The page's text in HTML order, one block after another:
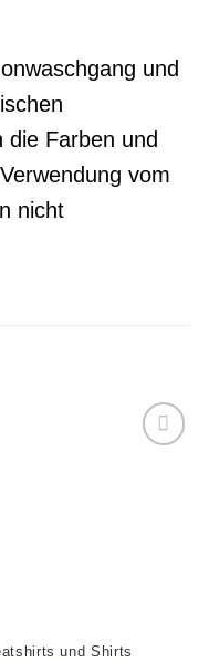
und
die Farben und
vom
nicht
und Shirts